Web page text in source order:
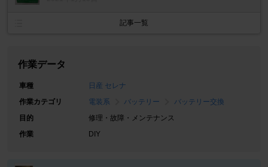
記事一覧
作業データ
車種
日産 セレナ
作業カテゴリ
電装系 バッテリー
バッテリー交換
目的
修理・故障・メンテナンス
作業
DIY